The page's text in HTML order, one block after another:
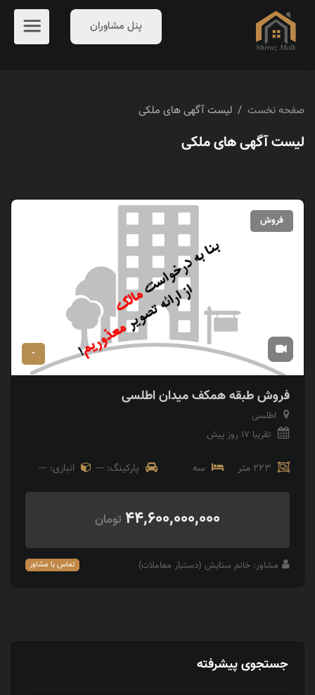
پنل مشاوران
صفحه نخست / لیست آگهی های ملکی
لیست آگهی های ملکی
فروش
-
فروش طبقه همکف میدان اطلسی
اطلسی
تقریبا 17 روز پیش
223 متر سه پارکینگ: --- انباری: ---
44,600,000,000 تومان
مشاور: خانم ستایش (دستیار معاملات) تماس با مشاور
جستجوی پیشرفته